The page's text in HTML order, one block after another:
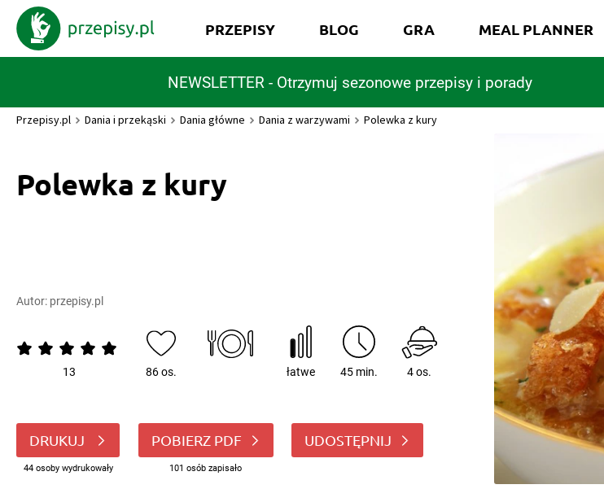
NEWSLETTER - Otrzymuj sezonowe przepisy i porady
PRZEPISY BLOG GRA MEAL PLANNER
Przepisy.pl Dania i przekąski Dania główne Dania z warzywami Polewka z kury
Polewka z kury
Autor: przepisy.pl
13 86 os. łatwe 45 min. 4 os.
DRUKUJ
44 osoby wydrukowały
POBIERZ PDF
101 osób zapisało
UDOSTĘPNIJ